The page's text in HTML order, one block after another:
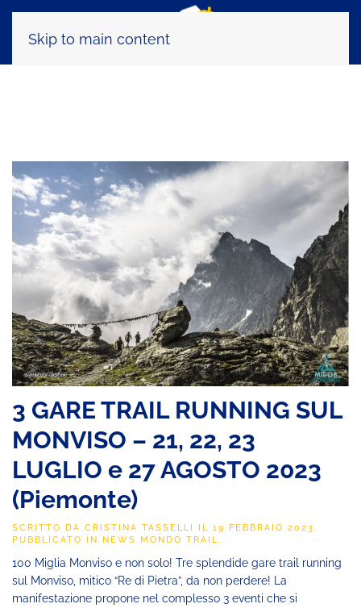
Skip to main content
3 GARE TRAIL RUNNING SUL
MONVISO – 21, 22, 23
LUGLIO e 27 AGOSTO 2023
(Piemonte)
SCRITTO DA CRISTINA TASSELLI IL 19 FEBBRAIO 2023.
PUBBLICATO IN NEWS MONDO TRAIL.
100 Miglia Monviso e non solo! Tre splendide gare trail running
sul Monviso, mitico “Re di Pietra”, da non perdere! La
manifestazione propone nel complesso 3 eventi che si